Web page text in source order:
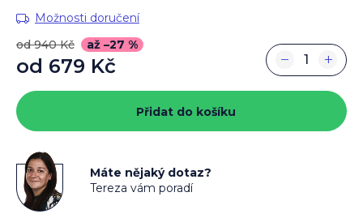
Možnosti doručení
od 940 Kč
až –27 %
od 679 Kč
cena:
+
−
Přidat do košíku
Máte nějaký dotaz?
Tereza vám poradí